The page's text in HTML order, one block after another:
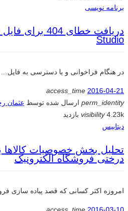
برنامه نویسی
Studio
در هنگام فراخوانی و یا دسترسی به فایل…
access_time 2016-04-21
perm_identity ارسال شده توسط عثمان
visibility4.23k بازدید
دیتابیس
تحلیل بخش خصوصیات کالاها
درختی فروشگاه الکترونیک
امروزه اکثر کسانی که قصد پیاده سازی